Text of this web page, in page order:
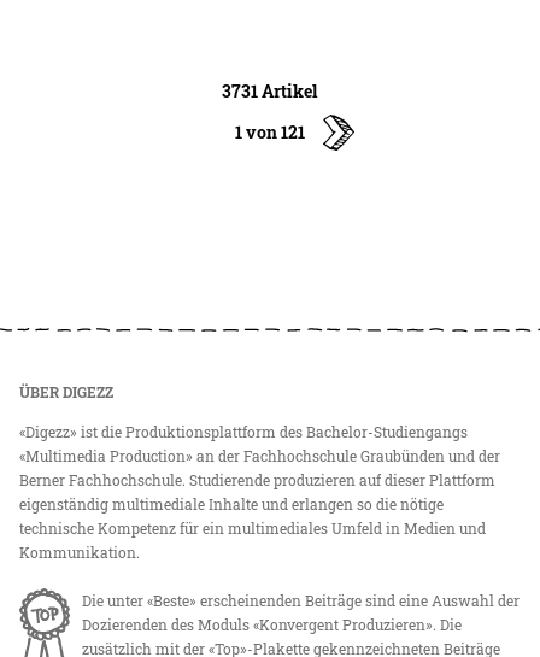
3731 Artikel
1 von 121
ÜBER DIGEZZ
«Digezz» ist die Produktionsplattform des Bachelor-Studiengangs
«Multimedia Production» an der Fachhochschule Graubünden und der
Berner Fachhochschule. Studierende produzieren auf dieser Plattform
eigenständig multimediale Inhalte und erlangen so die nötige
technische Kompetenz für ein multimediales Umfeld in Medien und
Kommunikation.
Die unter «Beste» erscheinenden Beiträge sind eine Auswahl der
Dozierenden des Moduls «Konvergent Produzieren». Die
zusätzlich mit der «Top»-Plakette gekennzeichneten Beiträge